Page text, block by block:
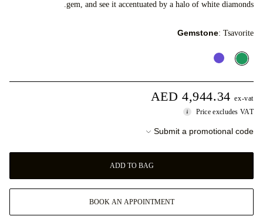
gem, and see it accentuated by a halo of white diamonds.
Gemstone: Tsavorite
AED 4,944.34ex-vat
Price excludes VAT
Submit a promotional code
ADD TO BAG
BOOK AN APPOINTMENT